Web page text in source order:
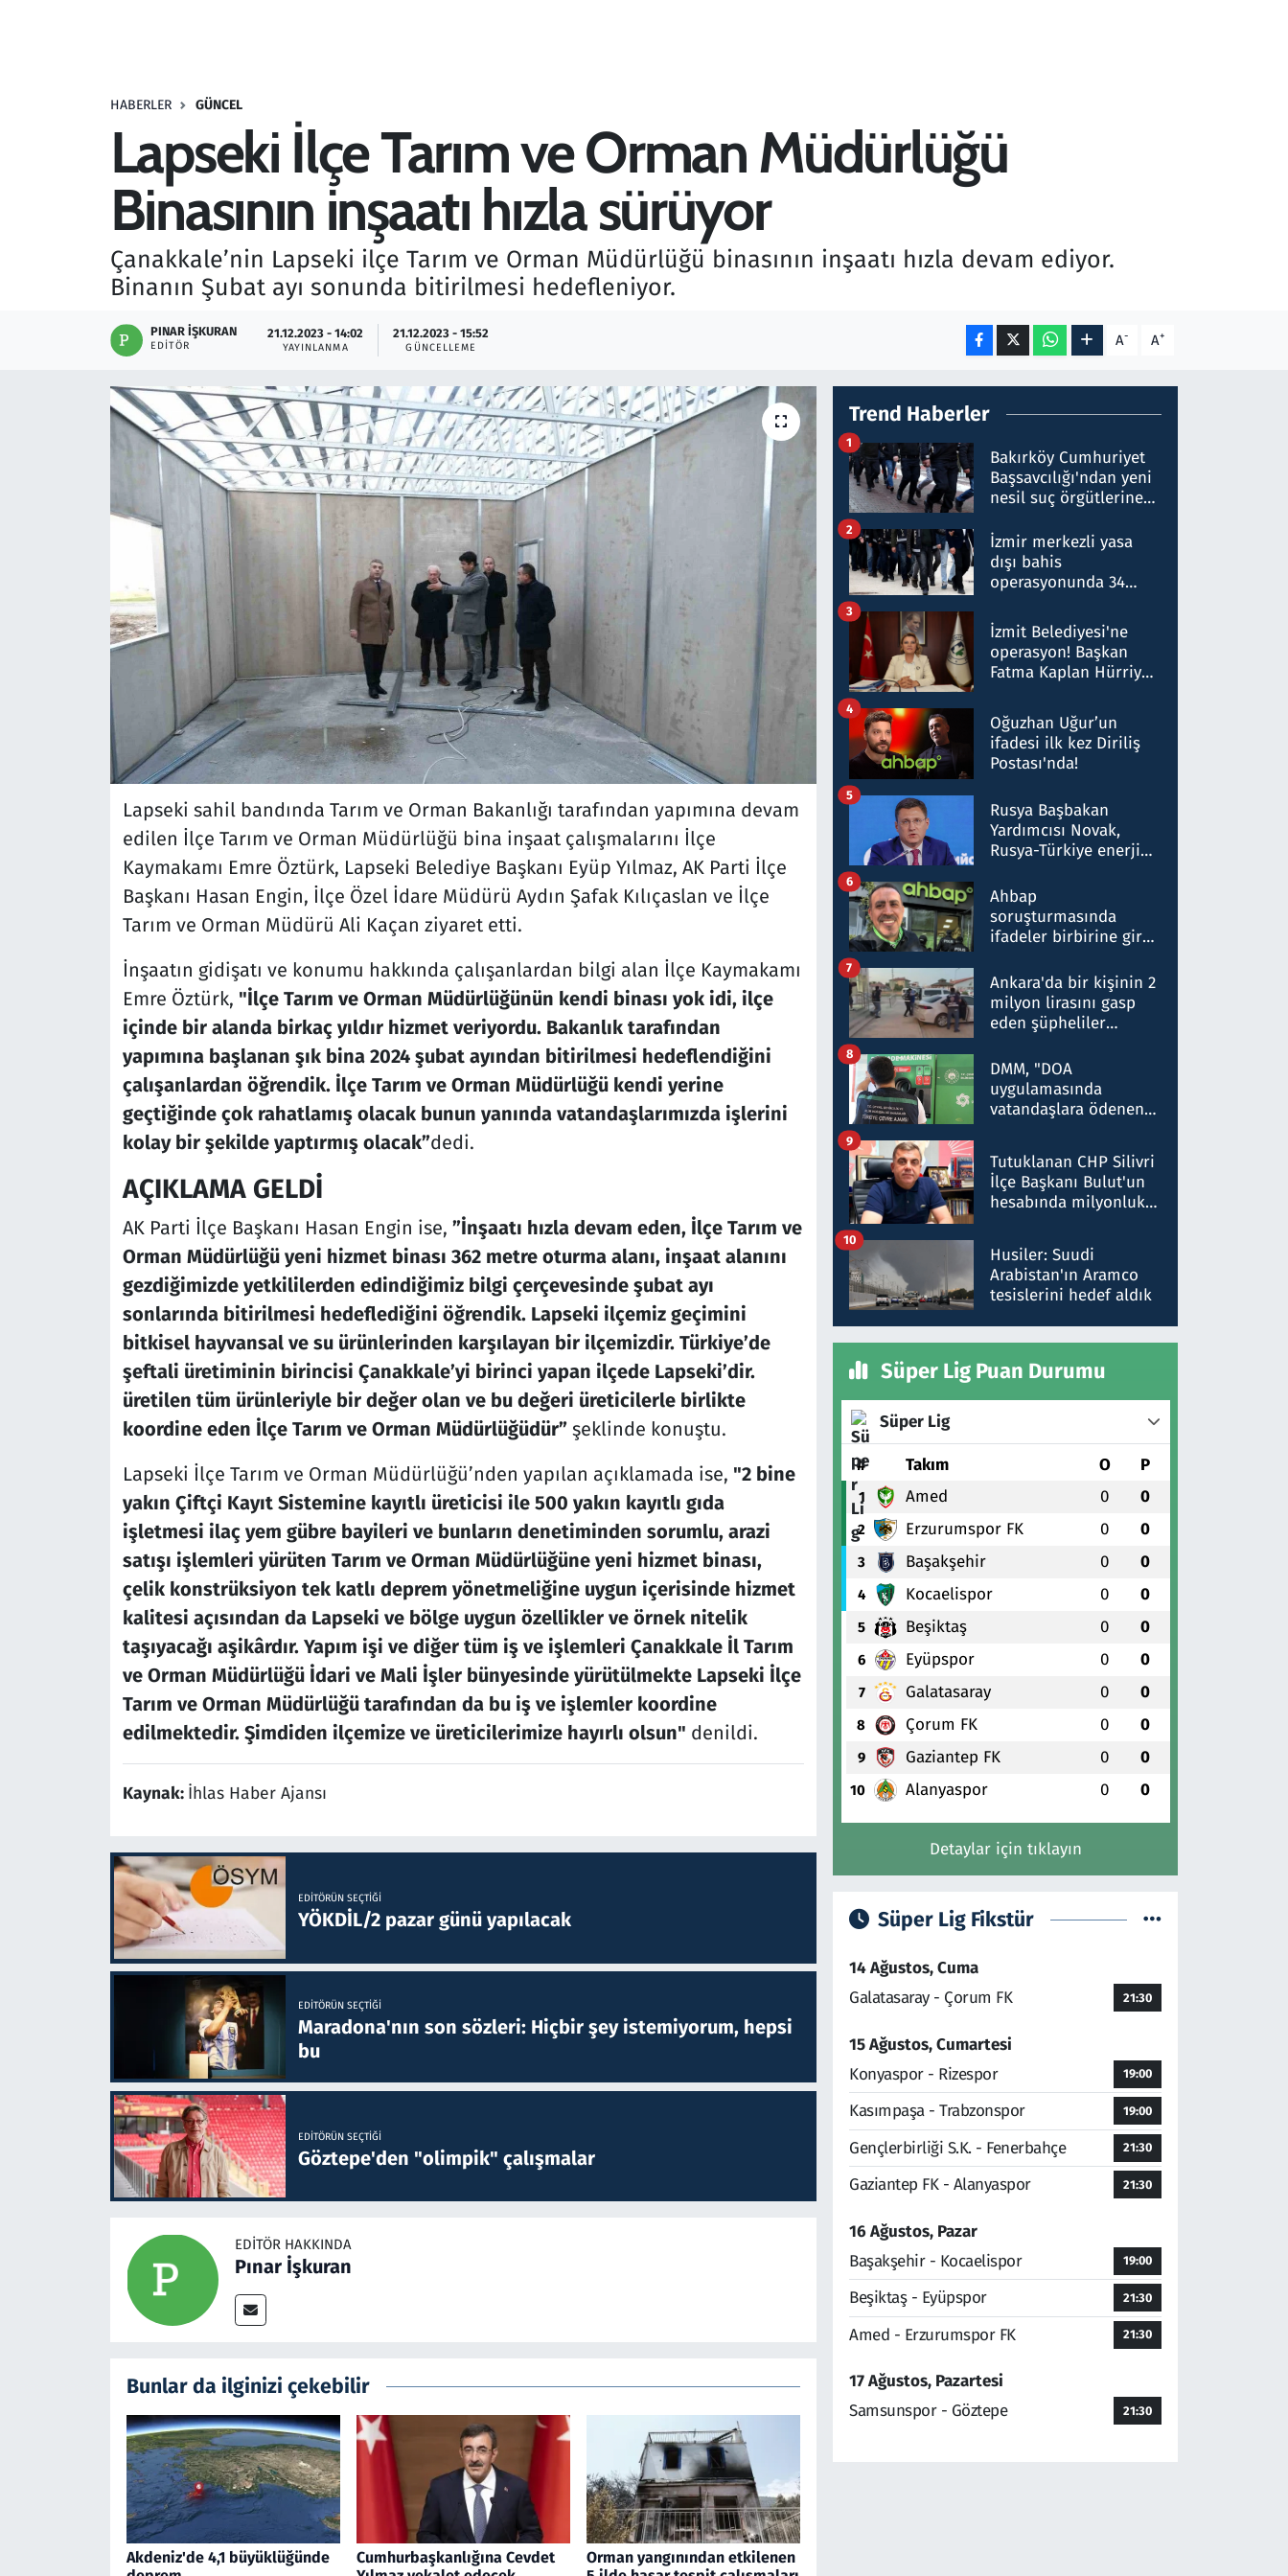
HABERLER GÜNCEL
Lapseki İlçe Tarım ve Orman Müdürlüğü
Binasının inşaatı hızla sürüyor
Çanakkale’nin Lapseki ilçe Tarım ve Orman Müdürlüğü binasının inşaatı hızla devam ediyor.
Binanın Şubat ayı sonunda bitirilmesi hedefleniyor.
PINAR İŞKURAN
EDITÖR
21.12.2023 - 14:02
YAYINLANMA
21.12.2023 - 15:52
GÜNCELLEME A- A+
Lapseki sahil bandında Tarım ve Orman Bakanlığı tarafından yapımına devam
edilen İlçe Tarım ve Orman Müdürlüğü bina inşaat çalışmalarını İlçe
Kaymakamı Emre Öztürk, Lapseki Belediye Başkanı Eyüp Yılmaz, AK Parti İlçe
Başkanı Hasan Engin, İlçe Özel İdare Müdürü Aydın Şafak Kılıçaslan ve İlçe
Tarım ve Orman Müdürü Ali Kaçan ziyaret etti.
İnşaatın gidişatı ve konumu hakkında çalışanlardan bilgi alan İlçe Kaymakamı
Emre Öztürk, "İlçe Tarım ve Orman Müdürlüğünün kendi binası yok idi, ilçe
içinde bir alanda birkaç yıldır hizmet veriyordu. Bakanlık tarafından
yapımına başlanan şık bina 2024 şubat ayından bitirilmesi hedeflendiğini
çalışanlardan öğrendik. İlçe Tarım ve Orman Müdürlüğü kendi yerine
geçtiğinde çok rahatlamış olacak bunun yanında vatandaşlarımızda işlerini
kolay bir şekilde yaptırmış olacak”dedi.
AÇIKLAMA GELDİ
AK Parti İlçe Başkanı Hasan Engin ise, ”İnşaatı hızla devam eden, İlçe Tarım ve
Orman Müdürlüğü yeni hizmet binası 362 metre oturma alanı, inşaat alanını
gezdiğimizde yetkililerden edindiğimiz bilgi çerçevesinde şubat ayı
sonlarında bitirilmesi hedeflediğini öğrendik. Lapseki ilçemiz geçimini
bitkisel hayvansal ve su ürünlerinden karşılayan bir ilçemizdir. Türkiye’de
şeftali üretiminin birincisi Çanakkale’yi birinci yapan ilçede Lapseki’dir.
üretilen tüm ürünleriyle bir değer olan ve bu değeri üreticilerle birlikte
koordine eden İlçe Tarım ve Orman Müdürlüğüdür”şeklinde konuştu.
Lapseki İlçe Tarım ve Orman Müdürlüğü’nden yapılan açıklamada ise, "2 bine
yakın Çiftçi Kayıt Sistemine kayıtlı üreticisi ile 500 yakın kayıtlı gıda
işletmesi ilaç yem gübre bayileri ve bunların denetiminden sorumlu, arazi
satışı işlemleri yürüten Tarım ve Orman Müdürlüğüne yeni hizmet binası,
çelik konstrüksiyon tek katlı deprem yönetmeliğine uygun içerisinde hizmet
kalitesi açısından da Lapseki ve bölge uygun özellikler ve örnek nitelik
taşıyacağı aşikârdır. Yapım işi ve diğer tüm iş ve işlemleri Çanakkale İl Tarım
ve Orman Müdürlüğü İdari ve Mali İşler bünyesinde yürütülmekte Lapseki İlçe
Tarım ve Orman Müdürlüğü tarafından da bu iş ve işlemler koordine
edilmektedir. Şimdiden ilçemize ve üreticilerimize hayırlı olsun" denildi.
Kaynak: İhlas Haber Ajansı
EDITÖRÜN SEÇTIĞI
YÖKDİL/2 pazar günü yapılacak
EDITÖRÜN SEÇTIĞI
Maradona'nın son sözleri: Hiçbir şey istemiyorum, hepsi
bu
EDITÖRÜN SEÇTIĞI
Göztepe'den "olimpik" çalışmalar
EDITÖR HAKKINDA
Pınar İşkuran
Bunlar da ilginizi çekebilir
Akdeniz'de 4,1 büyüklüğünde
Cumhurbaşkanlığına Cevdet
Orman yangınından etkilenen
Trend Haberler
Bakırköy Cumhuriyet
Başsavcılığı'ndan yeni
nesil suç örgütlerine
hakkında gözaltı kararı
1
İzmir merkezli yasa
dışı bahis
operasyonunda 34
Milyar liralık para
trafiği tespit edildi
2
İzmit Belediyesi'ne
operasyon! Başkan
Fatma Kaplan Hürriyet
3
Oğuzhan Uğur’un
ifadesi ilk kez Diriliş
Postası'nda!
4
Rusya Başbakan
Yardımcısı Novak,
Rusya-Türkiye enerji
nitelikte olduğunu
belirtti
5
Ahbap
soruşturmasında
ifadeler birbirine girdi:
ifadelerinden ortaya
çıkan tablo şok etti
6
Ankara'da bir kişinin 2
milyon lirasını gasp
eden şüpheliler
7
DMM, "DOA
uygulamasında
vatandaşlara ödenen
düşürüldüğü" iddiasını
yalanladı
8
Tutuklanan CHP Silivri
İlçe Başkanı Bulut'un
hesabında milyonluk
talimat verdi, ben
gönderdim
9
Husiler: Suudi
Arabistan'ın Aramco
tesislerini hedef aldık
10
Süper Lig Puan Durumu
Süper Lig
# Takım O P
1 Amed 0 0
2 Erzurumspor FK 0 0
3 Başakşehir 0 0
4 Kocaelispor 0 0
5 Beşiktaş 0 0
6 Eyüpspor 0 0
7 Galatasaray 0 0
8 Çorum FK 0 0
9 Gaziantep FK 0 0
10 Alanyaspor 0 0
Detaylar için tıklayın
Süper Lig Fikstür
14 Ağustos, Cuma
Galatasaray - Çorum FK
21:30
15 Ağustos, Cumartesi
Konyaspor - Rizespor
19:00
Kasımpaşa - Trabzonspor 19:00
Gençlerbirliği S.K. - Fenerbahçe 21:30
Gaziantep FK - Alanyaspor 21:30
16 Ağustos, Pazar
Başakşehir - Kocaelispor
19:00
Beşiktaş - Eyüpspor 21:30
Amed - Erzurumspor FK 21:30
17 Ağustos, Pazartesi
Samsunspor - Göztepe
21:30
Savunma Sanayi
Teknoloji ve Bilim
Televizyon